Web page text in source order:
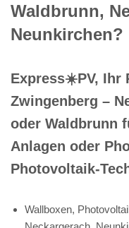
Waldbrunn,
Neunkirchen?
Express☀️PV️, Ihr
Zwingenberg –
oder Waldbrunn
Anlagen oder
Photovoltaik-
Wallboxen,